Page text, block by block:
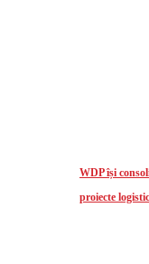
WDP își
proiecte